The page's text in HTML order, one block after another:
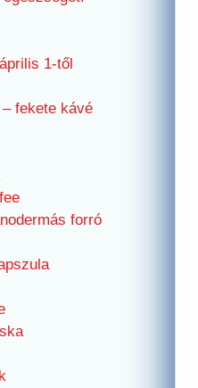
1-től
fekete kávé
forró